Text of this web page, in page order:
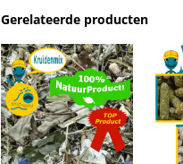
Gerelateerde producten